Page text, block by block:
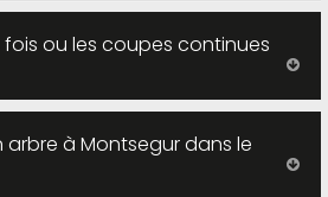
ou les coupes continues
à Montsegur dans le